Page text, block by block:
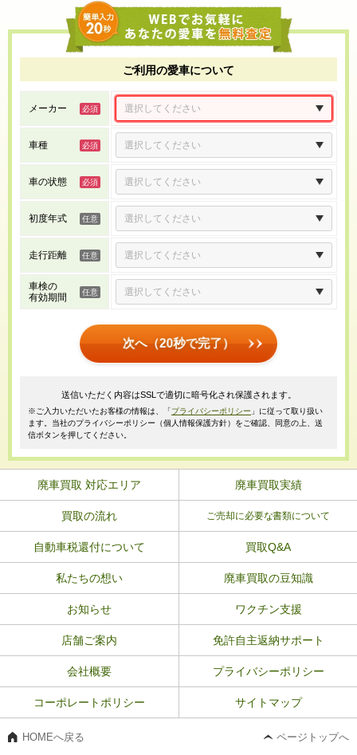
ご利用の愛車について
メーカー
車種
車の状態
初度年式
走行距離
車検の
有効期間
次へ（20秒で完了）
送信いただく内容はSSLで適切に暗号化され保護されます。
※ご入力いただいたお客様の情報は、「プライバシーポリシー 」に従って取り扱い
ます。当社のプライバシーポリシー（個人情報保護方針）をご確認、同意の上、送
信ボタンを押してください。
廃車買取 対応エリア 廃車買取実績
買取の流れ ご売却に必要な書類について
自動車税還付について 買取Q&A
私たちの想い 廃車買取の豆知識
お知らせ ワクチン支援
店舗ご案内 免許自主返納サポート
会社概要 プライバシーポリシー
コーポレートポリシー サイトマップ
HOMEへ戻る ページトップへ